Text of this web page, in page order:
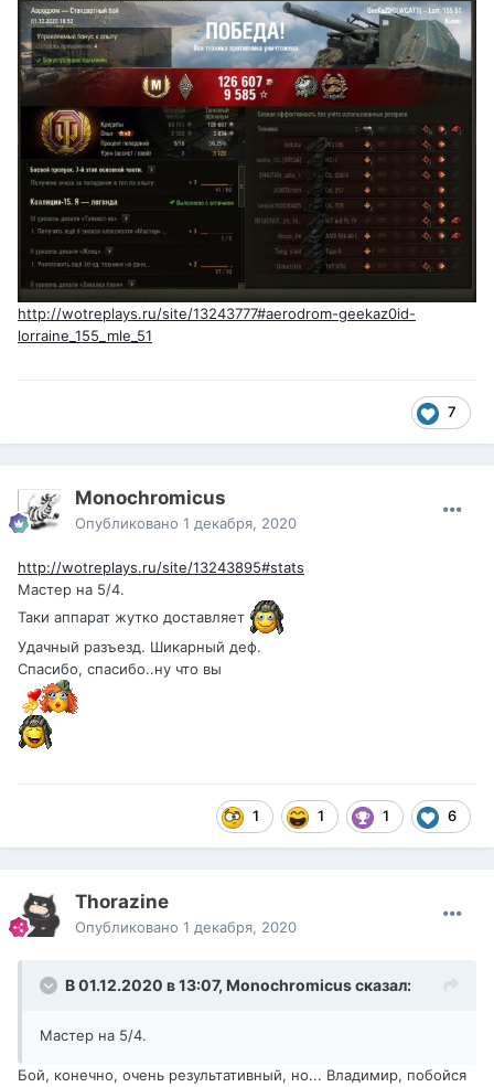
http://wotreplays.ru/site/13243777#aerodrom-geekaz0id-
lorraine_155_mle_51
7
Monochromicus
Опубликовано 1 декабря, 2020
http://wotreplays.ru/site/13243895#stats
Мастер на 5/4.
Таки аппарат жутко доставляет
Удачный разъезд. Шикарный деф.
Спасибо, спасибо..ну что вы
1 1 1 6
Thorazine
Опубликовано 1 декабря, 2020
В 01.12.2020 в 13:07, Monochromicusсказал:
Мастер на 5/4.
Бой, конечно, очень результативный, но... Владимир, побойся